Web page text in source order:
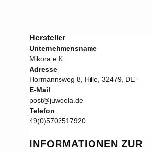
Hersteller
Unternehmensname
Mikora e.K.
Adresse
Hormannsweg 8, Hille, 32479, DE
E-Mail
post@juweela.de
Telefon
49(0)5703517920
INFORMATIONEN ZUR